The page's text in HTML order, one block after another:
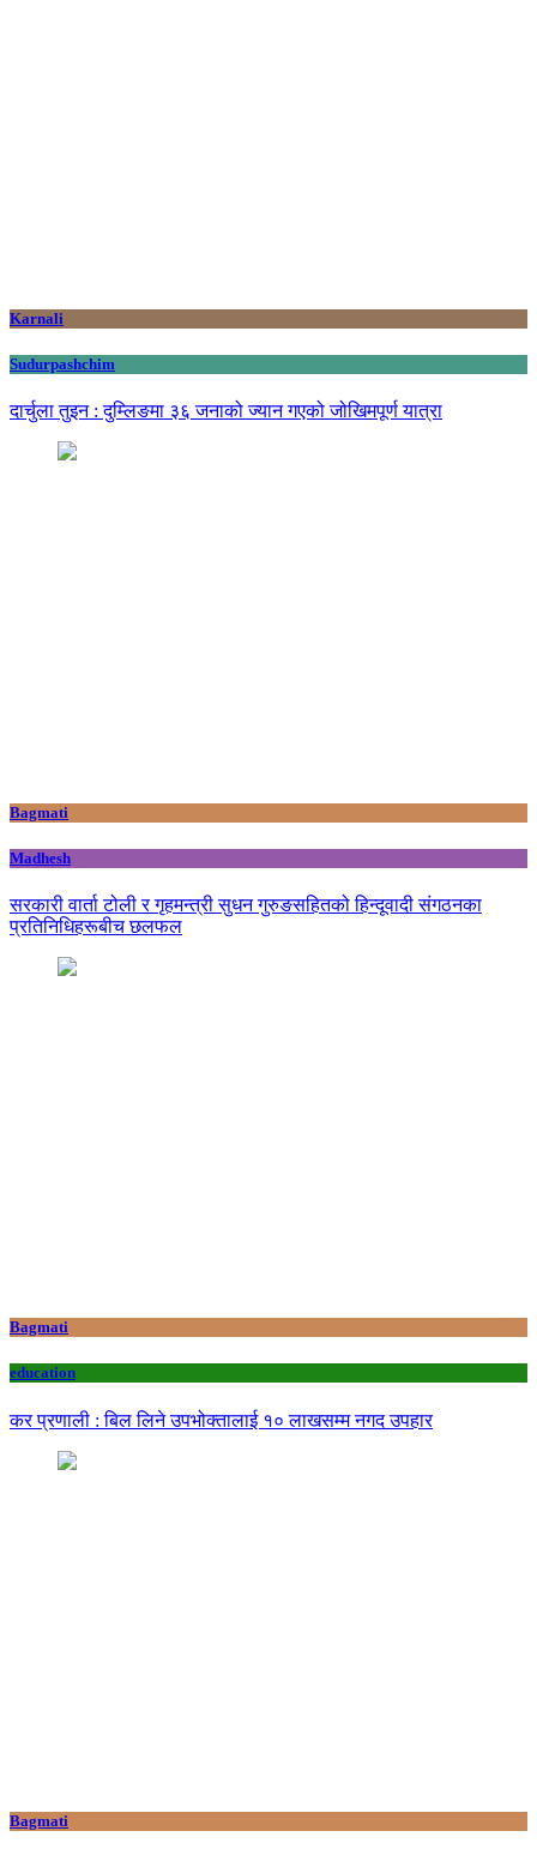
Karnali
Sudurpashchim
दार्चुला तुइन : दुम्लिङमा ३६ जनाको ज्यान गएको जोखिमपूर्ण यात्रा
Bagmati
Madhesh
सरकारी वार्ता टोली र गृहमन्त्री सुधन गुरुङसहितको हिन्दूवादी संगठनका
प्रतिनिधिहरूबीच छलफल
Bagmati
education
कर प्रणाली : बिल लिने उपभोक्तालाई १० लाखसम्म नगद उपहार
Bagmati